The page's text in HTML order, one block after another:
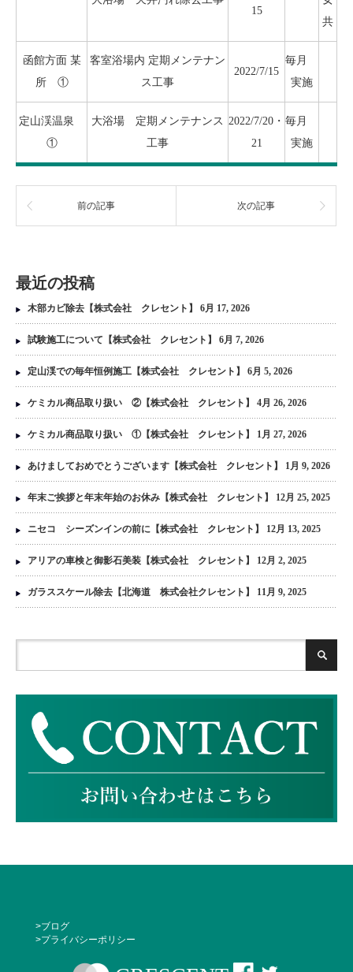
15
共
函館方面 某
所 ①
客室浴場内 定期メンテナン
ス工事
2022/7/15
毎月
実施
定山渓温泉
①
大浴場 定期メンテナンス
工事
2022/7/20・
21
毎月
実施
前の記事 次の記事
最近の投稿
木部カビ除去【株式会社 クレセント】 6月 17, 2026
試験施工について【株式会社 クレセント】 6月 7, 2026
定山渓での毎年恒例施工【株式会社 クレセント】 6月 5, 2026
ケミカル商品取り扱い ②【株式会社 クレセント】 4月 26, 2026
ケミカル商品取り扱い ①【株式会社 クレセント】 1月 27, 2026
あけましておめでとうございます【株式会社 クレセント】 1月 9, 2026
年末ご挨拶と年末年始のお休み【株式会社 クレセント】 12月 25, 2025
ニセコ シーズンインの前に【株式会社 クレセント】 12月 13, 2025
アリアの車検と御影石美装【株式会社 クレセント】 12月 2, 2025
ガラススケール除去【北海道 株式会社クレセント】 11月 9, 2025
ブログ
プライバシーポリシー